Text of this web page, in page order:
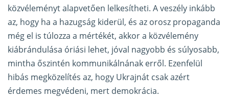
közvéleményt alapvetően lelkesítheti. A veszély inkább
az, hogy ha a hazugság kiderül, és az orosz propaganda
még el is túlozza a mértékét, akkor a közvélemény
kiábrándulása óriási lehet, jóval nagyobb és súlyosabb,
mintha őszintén kommunikálnának erről. Ezenfelül
hibás megközelítés az, hogy Ukrajnát csak azért
érdemes megvédeni, mert demokrácia.